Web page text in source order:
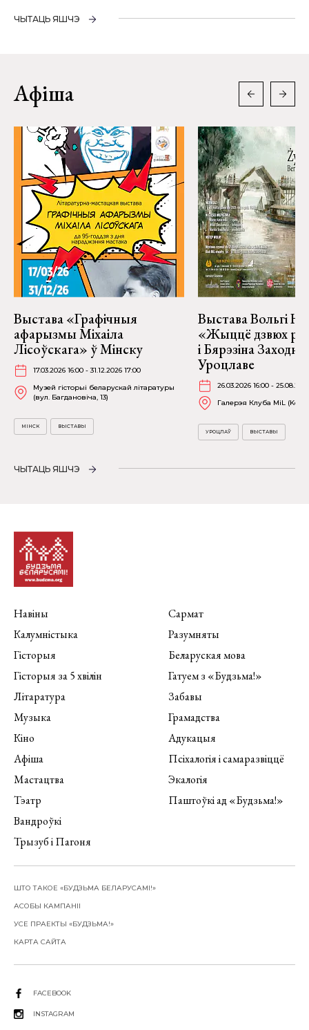
ЧЫТАЦЬ ЯШЧЭ
Афіша
Выстава «Графічныя
афарызмы Міхаіла
Лісоўскага» ў Мінску
17.03.2026 16:00 - 31.12.2026 17:00
Музей гісторыі беларускай літаратуры
(вул. Багдановіча, 13)
МІНСК ВЫСТАВЫ
Выстава Вольгі
«Жыццё дзвюх
і Бярэзіна
Уроцлаве
26.03.2026 16:00 -
Галерэя Клуба MiL
УРОЦЛАЎ ВЫСТАВЫ
ЧЫТАЦЬ ЯШЧЭ
Навіны
Калумністыка
Гісторыя
Гісторыя за 5 хвілін
Літаратура
Музыка
Кіно
Афіша
Мастацтва
Тэатр
Вандроўкі
Трызуб і Пагоня
Сармат
Разумняты
Беларуская мова
Гатуем з «Будзьма!»
Забавы
Грамадства
Адукацыя
Псіхалогія і самаразвіццё
Экалогія
Паштоўкі ад «Будзьма!»
ШТО ТАКОЕ «БУДЗЬМА БЕЛАРУСАМІ!»
АСОБЫ КАМПАНІІ
УСЕ ПРАЕКТЫ «БУДЗЬМА!»
КАРТА САЙТА
FACEBOOK
INSTAGRAM